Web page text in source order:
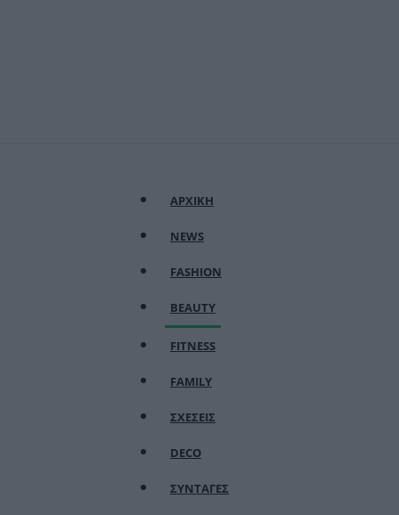
ΑΡΧΙΚΗ
NEWS
FASHION
BEAUTY
FITNESS
FAMILY
ΣΧΕΣΕΙΣ
DECO
ΣΥΝΤΑΓΕΣ